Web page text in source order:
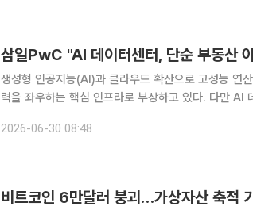
삼일PwC "AI 데이터센터, 단순 부동산
생성형 인공지능(AI)과 클라우드 확산으로 고성능 연
력을 좌우하는 핵심 인프라로 부상하고 있다. 다만 AI
PwC는 지난 29일 ‘AI 데이터센터 시장의 현재와 미래’
2026-06-30 08:48
비트코인 6만달러 붕괴…가상자산 축적